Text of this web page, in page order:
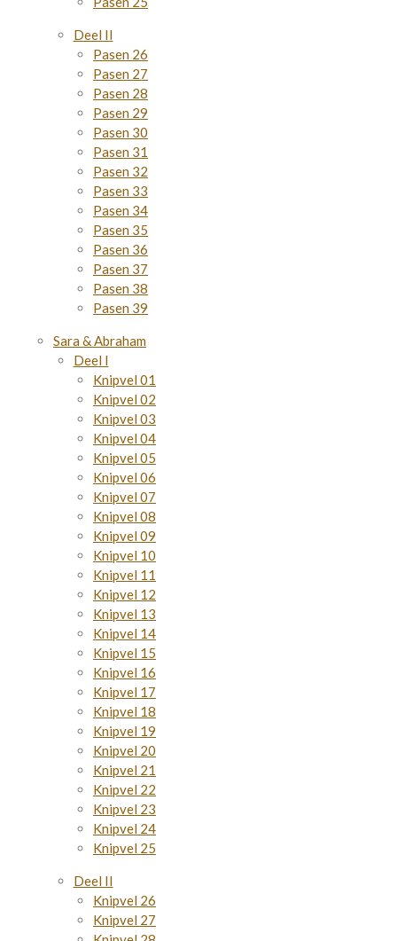
Deel II
Pasen 26
Pasen 27
Pasen 28
Pasen 29
Pasen 30
Pasen 31
Pasen 32
Pasen 33
Pasen 34
Pasen 35
Pasen 36
Pasen 37
Pasen 38
Pasen 39
Sara & Abraham
Deel I
Knipvel 01
Knipvel 02
Knipvel 03
Knipvel 04
Knipvel 05
Knipvel 06
Knipvel 07
Knipvel 08
Knipvel 09
Knipvel 10
Knipvel 11
Knipvel 12
Knipvel 13
Knipvel 14
Knipvel 15
Knipvel 16
Knipvel 17
Knipvel 18
Knipvel 19
Knipvel 20
Knipvel 21
Knipvel 22
Knipvel 23
Knipvel 24
Knipvel 25
Deel II
Knipvel 26
Knipvel 27